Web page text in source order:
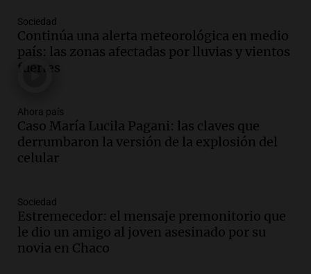
la presencia de 70.000 bolivianos en la
provincia y su integración
Panorama Federal
Episodios
recordó su paso por Perú: "Nos decía
siempre: ''Difundan el milagro''"
Viva la Radio
Episodios
más femicidios del país, según informe
de Casa del Encuentro
Panorama Federal
Episodios
Sociedad
Continúa una alerta meteorológica en medio
país: las zonas afectadas por lluvias y vientos
fuertes
Ahora país
Caso María Lucila Pagani: las claves que
derrumbaron la versión de la explosión del
celular
Sociedad
Estremecedor: el mensaje premonitorio que
le dio un amigo al joven asesinado por su
novia en Chaco